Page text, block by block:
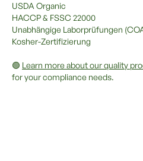
USDA Organic
HACCP & FSSC 22000
Unabhängige Laborprüfungen
Kosher-Zertifizierung
🟢 Learn more about our quality
for your compliance needs.